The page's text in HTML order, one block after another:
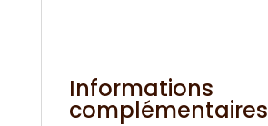
Informations
complémentaires